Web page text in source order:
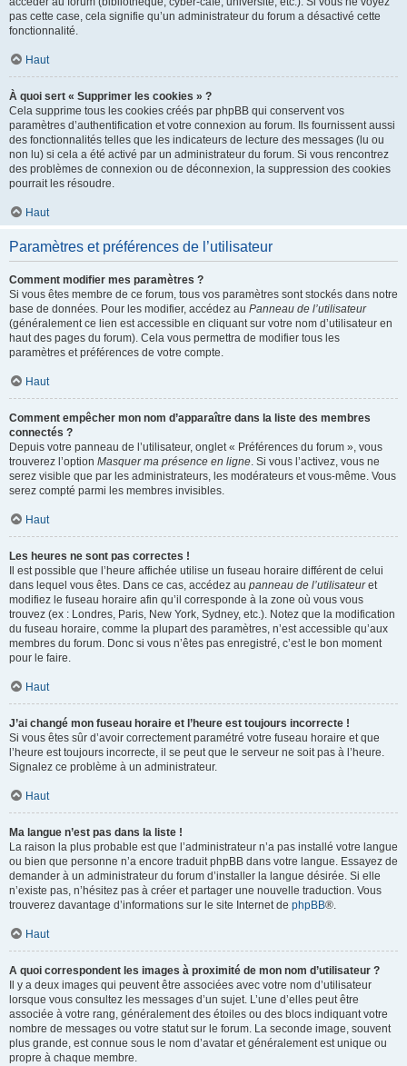
pas cette case, cela signifie qu’un administrateur du forum a désactivé cette
fonctionnalité.
Haut
À quoi sert « Supprimer les cookies » ?
Cela supprime tous les cookies créés par phpBB qui conservent vos
paramètres d’authentification et votre connexion au forum. Ils fournissent aussi
des fonctionnalités telles que les indicateurs de lecture des messages (lu ou
non lu) si cela a été activé par un administrateur du forum. Si vous rencontrez
des problèmes de connexion ou de déconnexion, la suppression des cookies
pourrait les résoudre.
Haut
Paramètres et préférences de l’utilisateur
Comment modifier mes paramètres ?
Si vous êtes membre de ce forum, tous vos paramètres sont stockés dans notre
base de données. Pour les modifier, accédez au Panneau de l’utilisateur
(généralement ce lien est accessible en cliquant sur votre nom d’utilisateur en
haut des pages du forum). Cela vous permettra de modifier tous les
paramètres et préférences de votre compte.
Haut
Comment empêcher mon nom d’apparaître dans la liste des membres
connectés ?
Depuis votre panneau de l’utilisateur, onglet « Préférences du forum », vous
trouverez l’option Masquer ma présence en ligne. Si vous l’activez, vous ne
serez visible que par les administrateurs, les modérateurs et vous-même. Vous
serez compté parmi les membres invisibles.
Haut
Les heures ne sont pas correctes !
Il est possible que l’heure affichée utilise un fuseau horaire différent de celui
dans lequel vous êtes. Dans ce cas, accédez au panneau de l’utilisateuret
modifiez le fuseau horaire afin qu’il corresponde à la zone où vous vous
trouvez (ex : Londres, Paris, New York, Sydney, etc.). Notez que la modification
du fuseau horaire, comme la plupart des paramètres, n’est accessible qu’aux
membres du forum. Donc si vous n’êtes pas enregistré, c’est le bon moment
pour le faire.
Haut
J’ai changé mon fuseau horaire et l’heure est toujours incorrecte !
Si vous êtes sûr d’avoir correctement paramétré votre fuseau horaire et que
l’heure est toujours incorrecte, il se peut que le serveur ne soit pas à l’heure.
Signalez ce problème à un administrateur.
Haut
Ma langue n’est pas dans la liste !
La raison la plus probable est que l’administrateur n’a pas installé votre langue
ou bien que personne n’a encore traduit phpBB dans votre langue. Essayez de
demander à un administrateur du forum d’installer la langue désirée. Si elle
n’existe pas, n’hésitez pas à créer et partager une nouvelle traduction. Vous
trouverez davantage d’informations sur le site Internet de phpBB®.
Haut
A quoi correspondent les images à proximité de mon nom d’utilisateur ?
Il y a deux images qui peuvent être associées avec votre nom d’utilisateur
lorsque vous consultez les messages d’un sujet. L’une d’elles peut être
associée à votre rang, généralement des étoiles ou des blocs indiquant votre
nombre de messages ou votre statut sur le forum. La seconde image, souvent
plus grande, est connue sous le nom d’avatar et généralement est unique ou
propre à chaque membre.